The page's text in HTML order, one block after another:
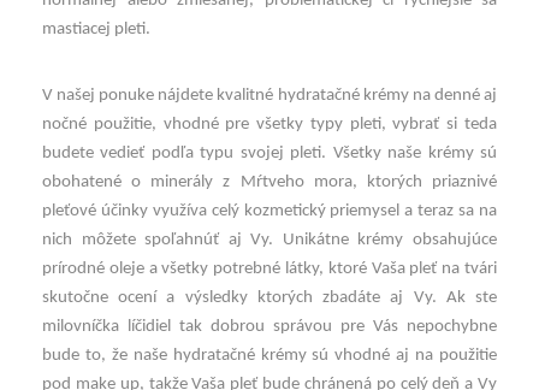
mastiacej pleti.
V našej ponuke nájdete kvalitné hydratačné krémy na denné aj
nočné použitie, vhodné pre všetky typy pleti, vybrať si teda
budete vedieť podľa typu svojej pleti. Všetky naše krémy sú
obohatené o minerály z Mŕtveho mora, ktorých priaznivé
pleťové účinky využíva celý kozmetický priemysel a teraz sa na
nich môžete spoľahnúť aj Vy. Unikátne krémy obsahujúce
prírodné oleje a všetky potrebné látky, ktoré Vaša pleť na tvári
skutočne ocení a výsledky ktorých zbadáte aj Vy. Ak ste
milovníčka líčidiel tak dobrou správou pre Vás nepochybne
bude to, že naše hydratačné krémy sú vhodné aj na použitie
pod make up, takže Vaša pleť bude chránená po celý deň a Vy